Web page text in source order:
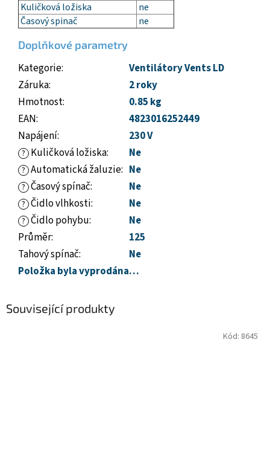
Kuličková ložiska
ne
Časový spinač
ne
Doplňkové parametry
Kategorie:
Ventilátory Vents LD
Záruka:
2 roky
Hmotnost:
0.85 kg
EAN:
4823016252449
Napájení: 230 V
? Kuličková ložiska: Ne
? Automatická žaluzie: Ne
? Časový spínač: Ne
? Čidlo vlhkosti: Ne
? Čidlo pohybu:
Ne
Průměr:
125
Tahový spínač:
Ne
Položka byla vyprodána…
Související produkty
Kód: 8645